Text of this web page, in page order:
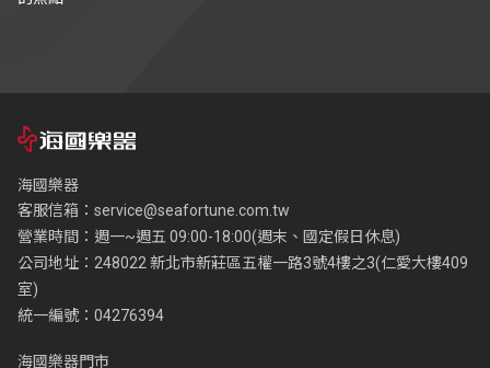
海國樂器
客服信箱： service@seafortune.com.tw
營業時間：週一~週五 09:00-18:00(週末、國定假日休息)
公司地址：248022 新北市新莊區五權一路3號4樓之3(仁愛大樓409
室)
統一編號：04276394
海國樂器門市